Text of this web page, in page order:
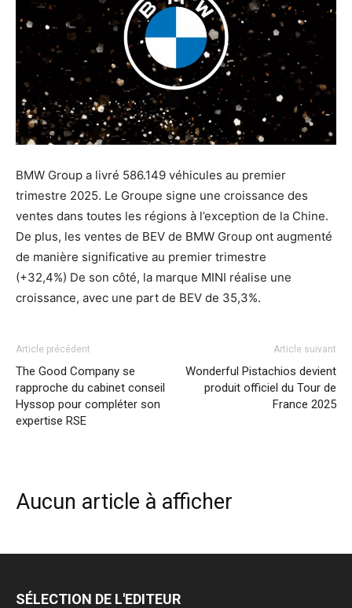
BMW Group a livré 586.149 véhicules au premier
trimestre 2025. Le Groupe signe une croissance des
ventes dans toutes les régions à l’exception de la Chine.
De plus, les ventes de BEV de BMW Group ont augmenté
de manière significative au premier trimestre
(+32,4%) De son côté, la marque MINI réalise une
croissance, avec une part de BEV de 35,3%.
Article précédent
The Good Company se
rapproche du cabinet conseil
Hyssop pour compléter son
expertise RSE
Article suivant
Wonderful Pistachios devient
produit officiel du Tour de
France 2025
Aucun article à afficher
SÉLECTION DE L'EDITEUR